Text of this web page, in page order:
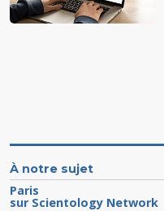
À notre sujet
Paris
sur Scientology Network